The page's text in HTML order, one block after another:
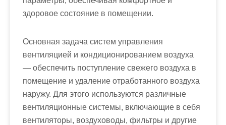
здоровое состояние в помещении.
Основная задача систем управления
вентиляцией и кондиционированием воздуха
— обеспечить поступление свежего воздуха в
помещение и удаление отработанного воздуха
наружу. Для этого используются различные
вентиляционные системы, включающие в себя
вентиляторы, воздуховоды, фильтры и другие